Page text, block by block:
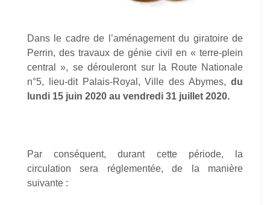
Dans le cadre de l’aménagement du giratoire de
Perrin, des travaux de génie civil en « terre-plein
central », se dérouleront sur la Route Nationale
n°5, lieu-dit Palais-Royal, Ville des Abymes, du
lundi 15 juin 2020 au vendredi 31 juillet 2020.
Par conséquent, durant cette période, la
circulation sera réglementée, de la manière
suivante :